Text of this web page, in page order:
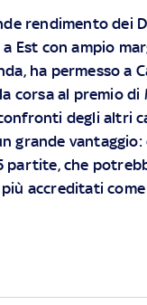
rendimento dei
Est con ampio
ha permesso a
corsa al premio di
degli altri
grande vantaggio:
partite, che
accreditati